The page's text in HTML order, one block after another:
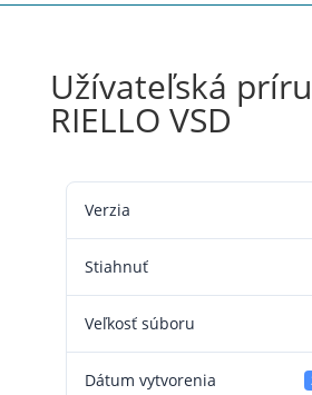
Užívateľská
RIELLO VSD
Verzia
Stiahnuť
Veľkosť súboru
Dátum vytvorenia